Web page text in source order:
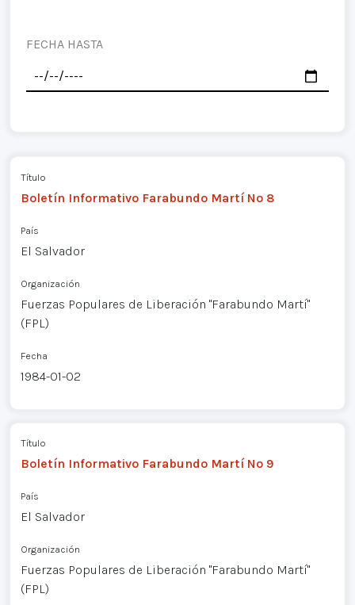
FECHA HASTA
Título
Boletín Informativo Farabundo Martí Nº 8
País
El Salvador
Organización
Fuerzas Populares de Liberación "Farabundo Martí"
(FPL)
Fecha
1984-01-02
Título
Boletín Informativo Farabundo Martí Nº 9
País
El Salvador
Organización
Fuerzas Populares de Liberación "Farabundo Martí"
(FPL)